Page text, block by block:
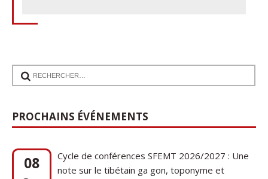
PROCHAINS ÉVÉNEMENTS
Sep
1920s Tibet to 21st-Century Darjeeling: A
Tibetan Family History
08
Oct
note sur le tibétain ga gon, toponyme et
phytonyme : guerres, religions et cucurbitacées